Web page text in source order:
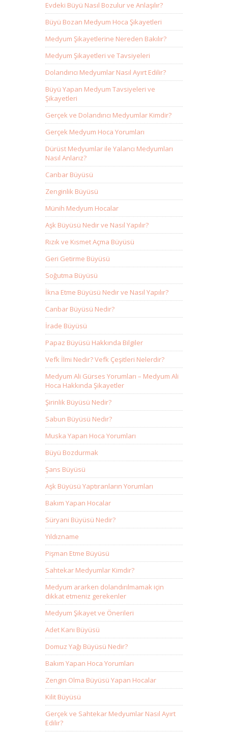
Evdeki Büyü Nasıl Bozulur ve Anlaşılır?
Büyü Bozan Medyum Hoca Şikayetleri
Medyum Şikayetlerine Nereden Bakılır?
Medyum Şikayetleri ve Tavsiyeleri
Dolandırıcı Medyumlar Nasıl Ayırt Edilir?
Büyü Yapan Medyum Tavsiyeleri ve
Şikayetleri
Gerçek ve Dolandırıcı Medyumlar Kimdir?
Gerçek Medyum Hoca Yorumları
Dürüst Medyumlar ile Yalancı Medyumları
Nasıl Anlarız?
Canbar Büyüsü
Zenginlik Büyüsü
Münih Medyum Hocalar
Aşk Büyüsü Nedir ve Nasıl Yapılır?
Rızık ve Kısmet Açma Büyüsü
Geri Getirme Büyüsü
Soğutma Büyüsü
İkna Etme Büyüsü Nedir ve Nasıl Yapılır?
Canbar Büyüsü Nedir?
İrade Büyüsü
Papaz Büyüsü Hakkında Bilgiler
Vefk İlmi Nedir? Vefk Çeşitleri Nelerdir?
Medyum Ali Gürses Yorumları – Medyum Ali
Hoca Hakkında Şikayetler
Şirinlik Büyüsü Nedir?
Sabun Büyüsü Nedir?
Muska Yapan Hoca Yorumları
Büyü Bozdurmak
Şans Büyüsü
Aşk Büyüsü Yaptıranların Yorumları
Bakım Yapan Hocalar
Süryani Büyüsü Nedir?
Yıldızname
Pişman Etme Büyüsü
Sahtekar Medyumlar Kimdir?
Medyum ararken dolandırılmamak için
dikkat etmeniz gerekenler
Medyum Şikayet ve Önerileri
Adet Kanı Büyüsü
Domuz Yağı Büyüsü Nedir?
Bakım Yapan Hoca Yorumları
Zengin Olma Büyüsü Yapan Hocalar
Kilit Büyüsü
Gerçek ve Sahtekar Medyumlar Nasıl Ayırt
Edilir?